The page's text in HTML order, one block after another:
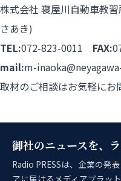
株式会社 寝屋川自動車教
さあき)
TEL:072-823-0011 FAX:
mail:m-
取材のご相談はお気軽にお
御社のニュースを、ラ
Radio PRESSは、企業の発